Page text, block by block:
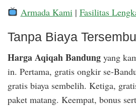
Armada Kami | Fasilitas
Tanpa Biaya
Harga Aqiqah Bandung yang
in. Pertama, gratis ongkir se-
gratis biaya sembelih. Ketiga,
paket matang. Keempat, bonus